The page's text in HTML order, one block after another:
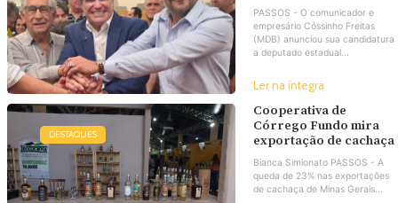
PASSOS - O comunicador e
empresário Cóssinho Freitas
(MDB) anunciou sua candidatura
a deputado estadual...
Ler na íntegra
DESTAQUES
Cooperativa de
Córrego Fundo mira
exportação de cachaça
Bianca Simionato PASSOS - A
queda de 23% nas exportações
de cachaça de Minas Gerais...